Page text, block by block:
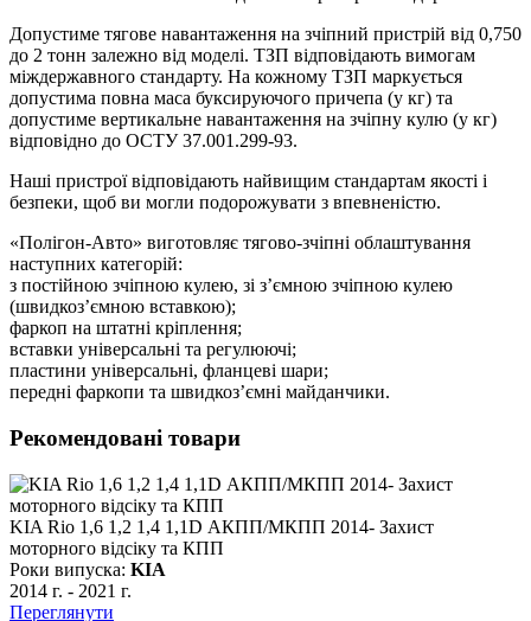
Допустиме тягове навантаження на зчіпний пристрій від 0,750
до 2 тонн залежно від моделі. ТЗП відповідають вимогам
міждержавного стандарту. На кожному ТЗП маркується
допустима повна маса буксируючого причепа (у кг) та
допустиме вертикальне навантаження на зчіпну кулю (у кг)
відповідно до ОСТУ 37.001.299-93.
Наші пристрої відповідають найвищим стандартам якості і
безпеки, щоб ви могли подорожувати з впевненістю.
«Полігон-Авто» виготовляє тягово-зчіпні облаштування
наступних категорій:
з постійною зчіпною кулею, зі з’ємною зчіпною кулею
(швидкоз’ємною вставкою);
фаркоп на штатні кріплення;
вставки універсальні та регулюючі;
пластини універсальні, фланцеві шари;
передні фаркопи та швидкоз’ємні майданчики.
Рекомендовані товари
KIA Rio 1,6 1,2 1,4 1,1D АКПП/МКПП 2014- Захист
моторного відсіку та КПП
Роки випуска: KIA
2014 г. - 2021 г.
Переглянути